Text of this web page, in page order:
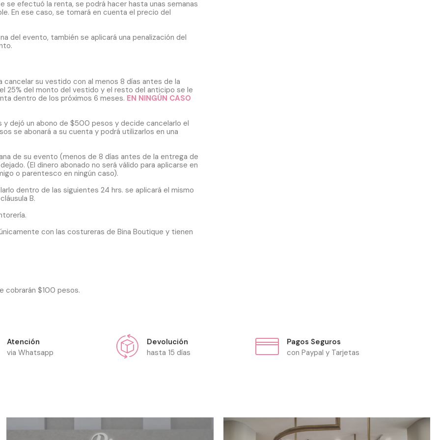
se efectuó la renta, se podrá hacer hasta unas semanas
En ese caso, se tomará en cuenta el precio del
del evento, también se aplicará una penalización del
su vestido con al menos 8 días antes de la
25% del monto del vestido y el resto del anticipo se le
dentro de los próximos 6 meses. EN NINGÚN CASO
dejó un abono de $500 pesos y decide cancelarlo el
se abonará a su cuenta y podrá utilizarlos en una
de su evento (menos de 8 días antes de la entrega de
(El dinero abonado no será válido para aplicarse en
o parentesco en ningún caso).
dentro de las siguientes 24 hrs. se aplicará el mismo
B.
con las costureras de Bina Boutique y tienen
cobrarán $100 pesos.
Atención
via Whatsapp
Devolución
hasta 15 días
Pagos Seguros
con Paypal y Tarjetas